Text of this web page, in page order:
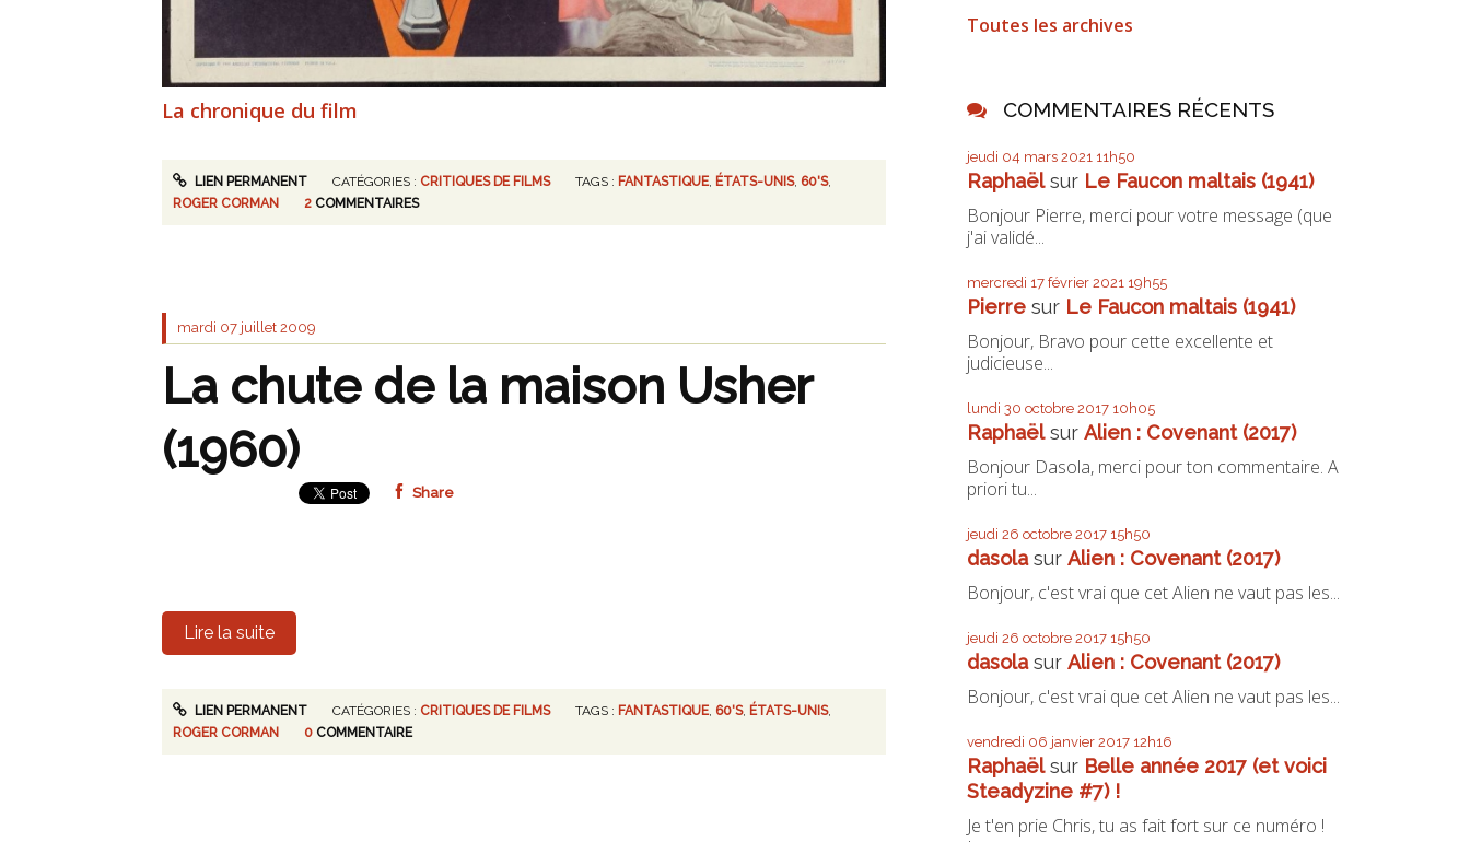
La chronique du film
LIEN PERMANENT CATÉGORIES : CRITIQUES DE FILMS TAGS : FANTASTIQUE, ÉTATS-UNIS, 60'S,
ROGER CORMAN
2 COMMENTAIRES
mardi 07 juillet 2009
La chute de la maison Usher
(1960)
Share
Lire la suite
LIEN PERMANENT CATÉGORIES : CRITIQUES DE FILMS TAGS : FANTASTIQUE, 60'S, ÉTATS-UNIS,
ROGER CORMAN
0 COMMENTAIRE
Toutes les archives
COMMENTAIRES RÉCENTS
jeudi 04 mars 2021 11h50
Raphaëlsur Le Faucon maltais (1941)
Bonjour Pierre, merci pour votre message (que
j'ai validé...
mercredi 17 février 2021 19h55
Pierre sur Le Faucon maltais (1941)
Bonjour, Bravo pour cette excellente et
judicieuse...
lundi 30 octobre 2017 10h05
RaphaëlsurAlien : Covenant (2017)
Bonjour Dasola, merci pour ton commentaire. A
priori tu...
jeudi 26 octobre 2017 15h50
dasolasurAlien : Covenant (2017)
Bonjour, c'est vrai que cet Alien ne vaut pas les...
jeudi 26 octobre 2017 15h50
dasolasurAlien : Covenant (2017)
Bonjour, c'est vrai que cet Alien ne vaut pas les...
vendredi 06 janvier 2017 12h16
Raphaëlsur Belle année 2017 (et voici
Steadyzine #7) !
Je t'en prie Chris, tu as fait fort sur ce numéro !